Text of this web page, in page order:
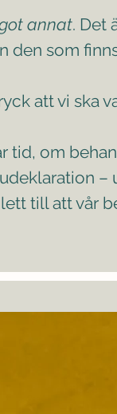
annat. Det
den som
att vi ska
tid, om
till att vår